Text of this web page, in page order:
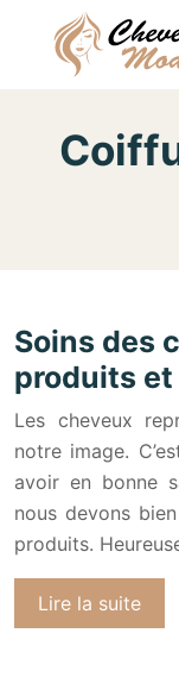
Soins des
produits
Les cheveux
notre image.
avoir en bonne
nous devons
produits.
Lire la suite